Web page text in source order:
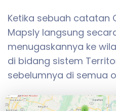
Ketika sebuah catatan
Mapsly langsung
menugaskannya ke
di bidang sistem
sebelumnya di semua